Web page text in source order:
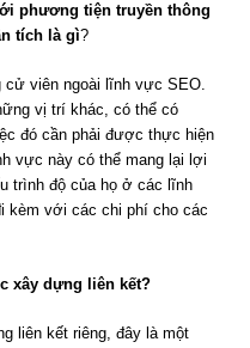
phương tiện truyền thông
tích là gì?
cử viên ngoài lĩnh vực SEO.
vị trí khác, có thể có
đó cần phải được thực hiện
vực này có thể mang lại lợi
trình độ của họ ở các lĩnh
kèm với các chi phí cho các
xây dựng liên kết?
liên kết riêng, đây là một